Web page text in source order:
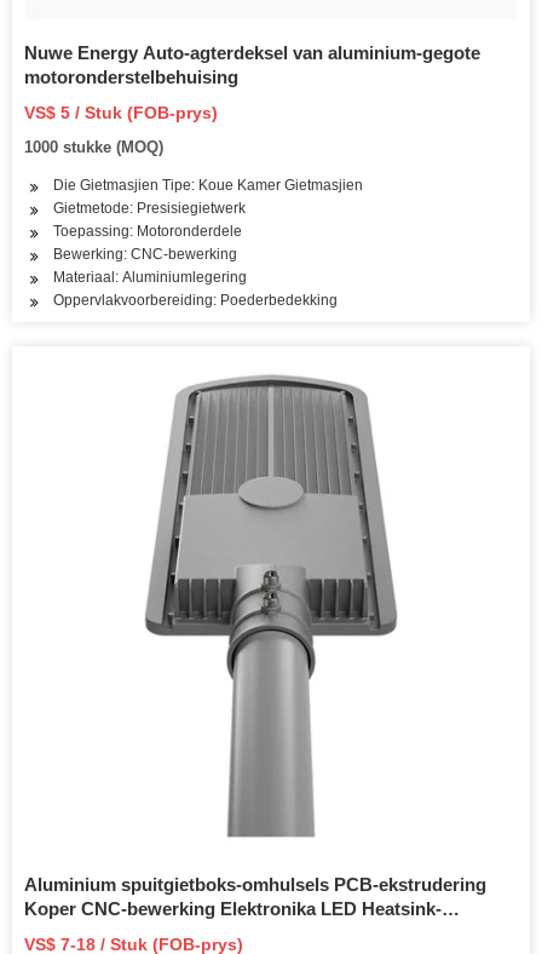
Nuwe Energy Auto-agterdeksel van aluminium-gegote
motoronderstelbehuising
VS$ 5 / Stuk (FOB-prys)
1000 stukke (MOQ)
Die Gietmasjien Tipe: Koue Kamer Gietmasjien
Gietmetode: Presisiegietwerk
Toepassing: Motoronderdele
Bewerking: CNC-bewerking
Materiaal: Aluminiumlegering
Oppervlakvoorbereiding: Poederbedekking
Aluminium spuitgietboks-omhulsels PCB-ekstrudering
Koper CNC-bewerking Elektronika LED Heatsink-
omhulsel
VS$ 7-18 / Stuk (FOB-prys)